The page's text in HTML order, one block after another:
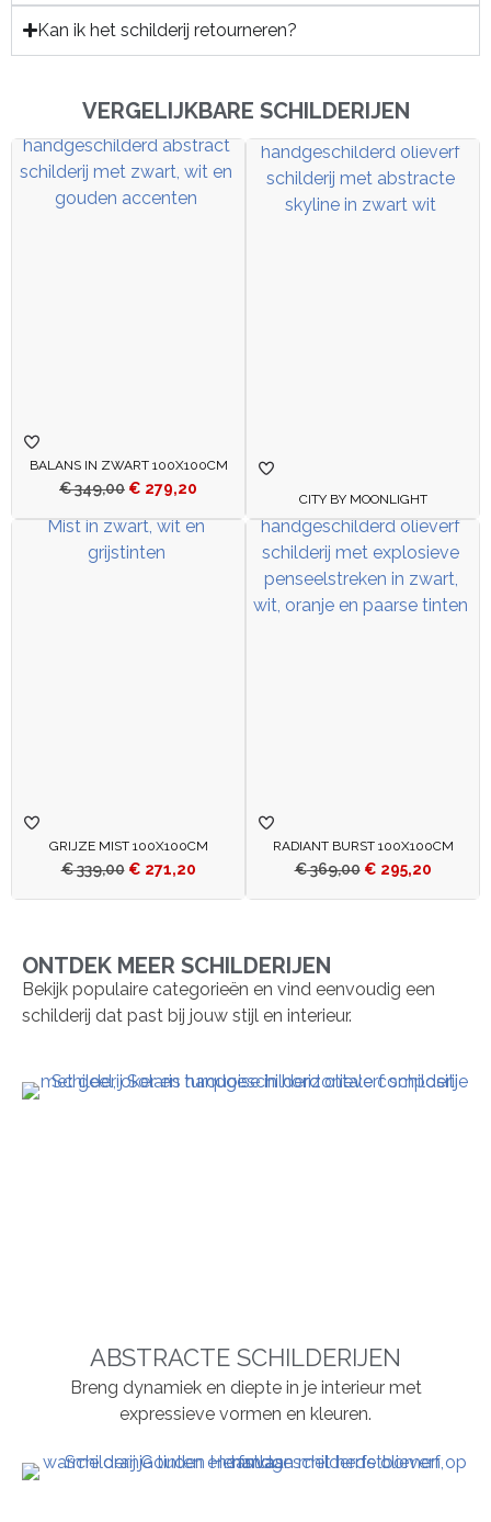
Kan ik het schilderij retourneren?
VERGELIJKBARE SCHILDERIJEN
BALANS IN ZWART 100X100CM
€349,00 € 279,20
CITY BY MOONLIGHT
GRIJZE MIST 100X100CM
€339,00 € 271,20
RADIANT BURST 100X100CM
€369,00 € 295,20
ONTDEK MEER SCHILDERIJEN
Bekijk populaire categorieën en vind eenvoudig een
schilderij dat past bij jouw stijl en interieur.
ABSTRACTE SCHILDERIJEN
Breng dynamiek en diepte in je interieur met
expressieve vormen en kleuren.